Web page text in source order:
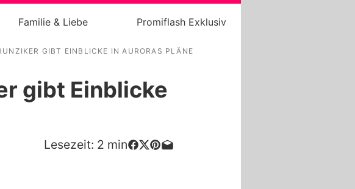
Familie & Liebe Promiflash Exklusiv
GIBT EINBLICKE IN AURORAS PLÄNE
gibt Einblicke
Lesezeit: 2 min